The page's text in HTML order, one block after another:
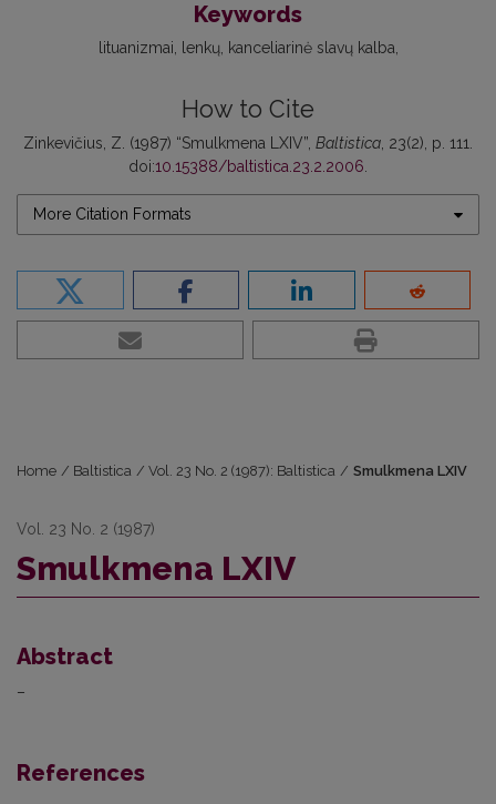
Keywords
lituanizmai lenkų kanceliarinė slavų kalba
How to Cite
Zinkevičius, Z. (1987) “Smulkmena LXIV”, Baltistica, 23(2), p. 111.
doi:10.15388/baltistica.23.2.2006.
More Citation Formats
Home / Baltistica / Vol. 23 No. 2 (1987): Baltistica / Smulkmena LXIV
Vol. 23 No. 2 (1987)
Smulkmena LXIV
Abstract
–
References